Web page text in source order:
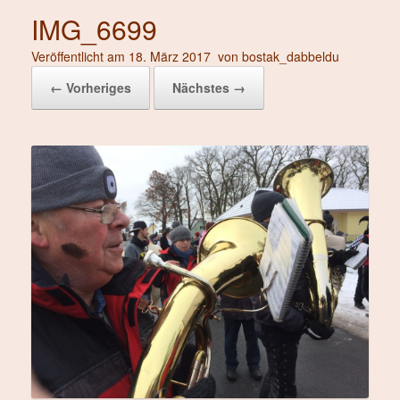
IMG_6699
Veröffentlicht am 18. März 2017 von bostak_dabbeldu
← Vorheriges
Nächstes →